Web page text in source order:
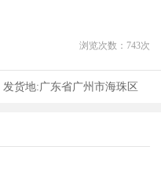
浏览次数： 743次
发货地:广东省广州市海珠区